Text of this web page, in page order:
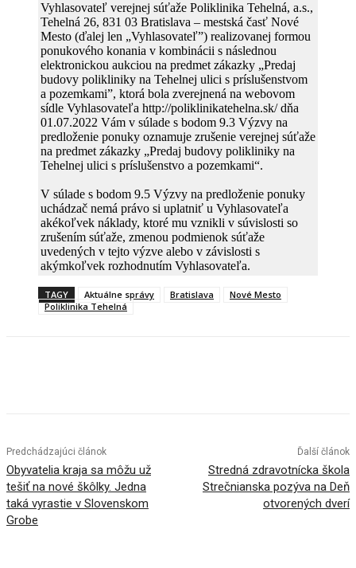
Vyhlasovateľ verejnej súťaže Poliklinika Tehelná, a.s.,
Tehelná 26, 831 03 Bratislava – mestská časť Nové
Mesto (ďalej len „Vyhlasovateľ”) realizovanej formou
ponukového konania v kombinácii s následnou
elektronickou aukciou na predmet zákazky „Predaj
budovy polikliniky na Tehelnej ulici s príslušenstvom
a pozemkami”, ktorá bola zverejnená na webovom
sídle Vyhlasovateľa http://poliklinikatehelna.sk/ dňa
01.07.2022 Vám v súlade s bodom 9.3 Výzvy na
predloženie ponuky oznamuje zrušenie verejnej súťaže
na predmet zákazky „Predaj budovy polikliniky na
Tehelnej ulici s príslušenstvo a pozemkami“.
V súlade s bodom 9.5 Výzvy na predloženie ponuky
uchádzač nemá právo si uplatniť u Vyhlasovateľa
akékoľvek náklady, ktoré mu vznikli v súvislosti so
zrušením súťaže, zmenou podmienok súťaže
uvedených v tejto výzve alebo v závislosti s
akýmkoľvek rozhodnutím Vyhlasovateľa.
TAGY Aktuálne správy Bratislava
Nové Mesto
Poliklinika Tehelná
Predchádzajúci článok
Obyvatelia kraja sa môžu už
tešiť na nové škôlky. Jedna
taká vyrastie v Slovenskom
Grobe
Ďalší článok
Stredná zdravotnícka škola
Strečnianska pozýva na Deň
otvorených dverí